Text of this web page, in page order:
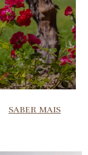
SABER MAIS